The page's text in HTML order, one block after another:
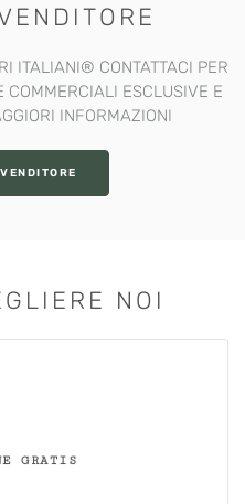
ITALIANI®️ CONTATTACI PER
COMMERCIALI ESCLUSIVE E
INFORMAZIONI
NOI
GRATIS